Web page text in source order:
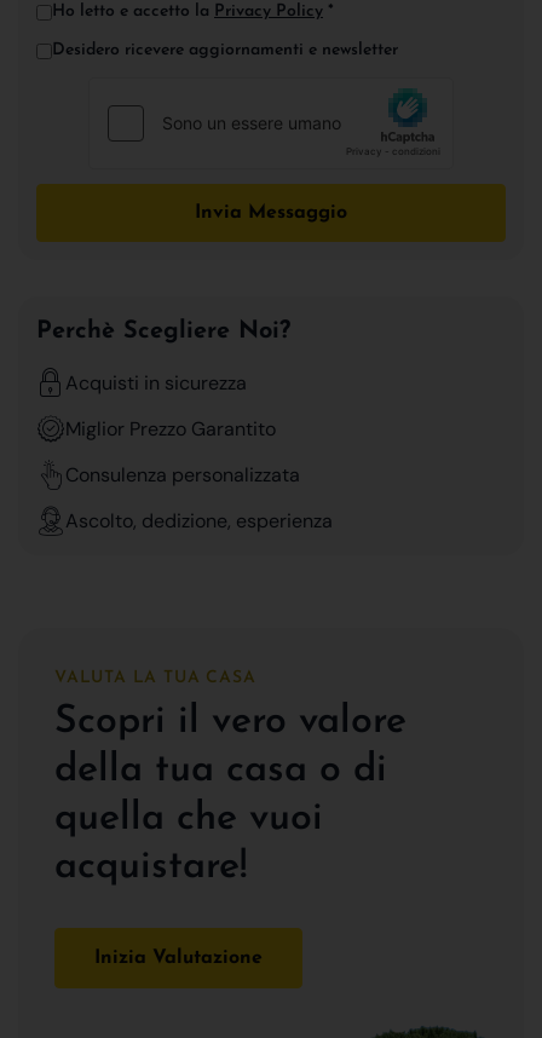
Ho letto e accetto la Privacy Policy *
Desidero ricevere aggiornamenti e newsletter
Invia Messaggio
Perchè Scegliere Noi?
Acquisti in sicurezza
Miglior Prezzo Garantito
Consulenza personalizzata
Ascolto, dedizione, esperienza
VALUTA LA TUA CASA
Scopri il vero valore
della tua casa o di
quella che vuoi
acquistare!
Inizia Valutazione